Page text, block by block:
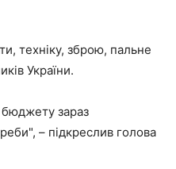
техніку, зброю, пальне
України.
зараз
– підкреслив голова